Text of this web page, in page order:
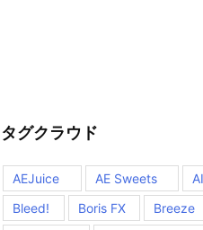
タグクラウド
AEJuice AE Sweets
Bleed!
Boris FX Breeze